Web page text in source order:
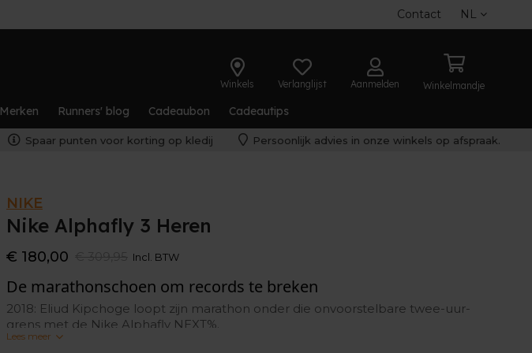
Contact NL
Winkels Verlanglijst Aanmelden Winkelmandje
Merken Runners' blog Cadeaubon Cadeautips
Spaar punten voor korting op kledij Persoonlijk advies in onze winkels op afspraak.
NIKE
Nike Alphafly 3 Heren
€ 180,00 Incl. BTW
De marathonschoen om records te breken
2018: Eliud Kipchoge loopt zijn marathon onder die onvoorstelbare twee-uur-
grens met de Nike Alphafly NEXT%.
2022: Eliud Kipchoge schrijft het wereldrecord marathon op zijn naam met
Lees meer